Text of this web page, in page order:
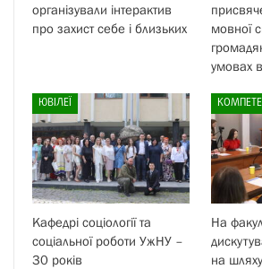
організували інтерактив
про захист себе і близьких
мовної
умовах
ЮВІЛЕЇ
Кафедрі соціології та
соціальної роботи УжНУ –
30 років
На
на